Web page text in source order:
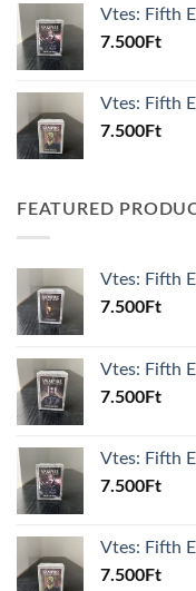
Vtes: Fifth
7.500Ft
Vtes: Fifth
7.500Ft
FEATURED
Vtes: Fifth
7.500Ft
Vtes: Fifth
7.500Ft
Vtes: Fifth
7.500Ft
Vtes: Fifth
7.500Ft